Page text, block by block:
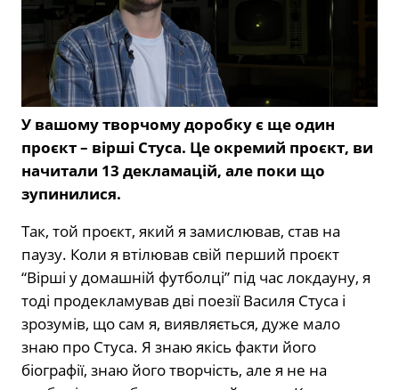
У вашому творчому доробку є ще один
проєкт – вірші Стуса. Це окремий проєкт, ви
начитали 13 декламацій, але поки що
зупинилися.
Так, той проєкт, який я замислював, став на
паузу. Коли я втілював свій перший проєкт
“Вірші у домашній футболці” під час локдауну, я
тоді продекламував дві поезії Василя Стуса і
зрозумів, що сам я, виявляється, дуже мало
знаю про Стуса. Я знаю якісь факти його
біографії, знаю його творчість, але я не на